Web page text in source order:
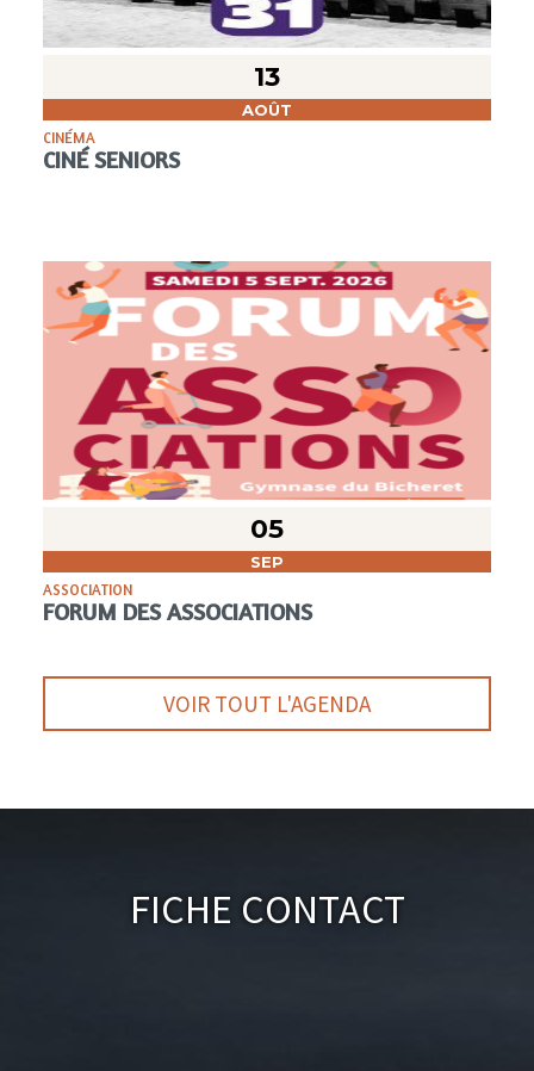
13
AOÛT
CINÉMA
CINÉ SENIORS
05
SEP
ASSOCIATION
FORUM DES ASSOCIATIONS
VOIR TOUT L'AGENDA
Fiche Contact